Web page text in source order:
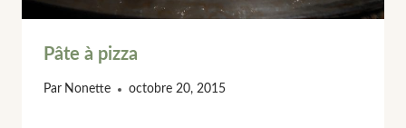
Pâte à pizza
Par Nonette octobre 20, 2015